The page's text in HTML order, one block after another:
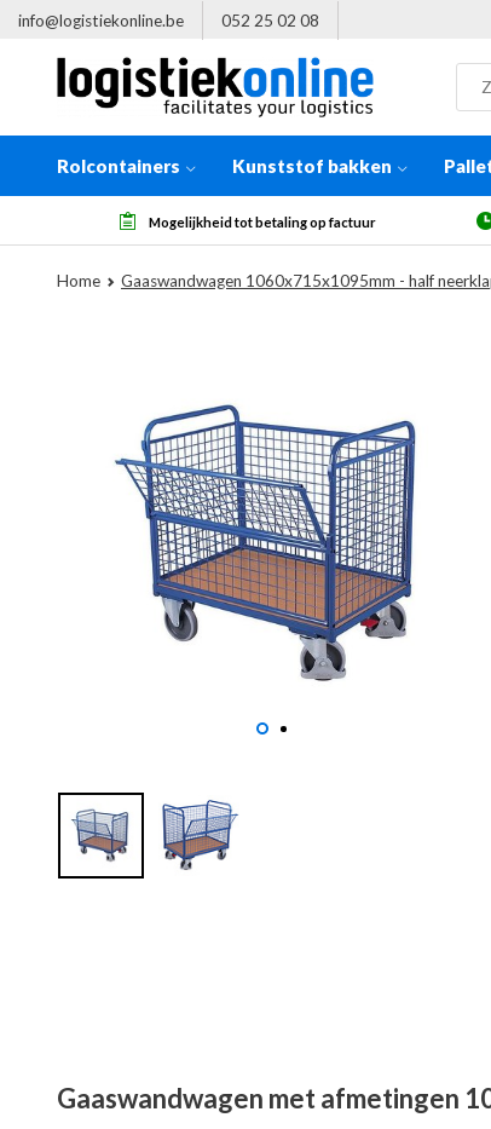
info@logistiekonline.be 052 25 02 08
Rolcontainers Kunststof bakken
Mogelijkheid tot betaling op factuur 14 dagen
Home Gaaswandwagen 1060x715x1095mm - half
Gaaswandwagen met afmetingen